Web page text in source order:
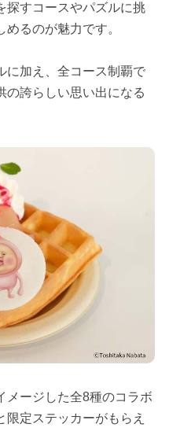
探すコースやパズルに挑
るのが魅力です。
に加え、全コース制覇で
の誇らしい思い出になる
メージした全8種のコラボ
限定ステッカーがもらえ